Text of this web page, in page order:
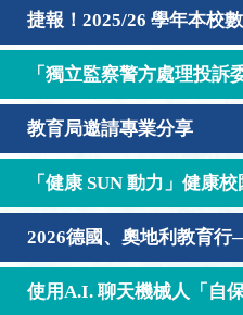
捷報！2025/26 學年本校
「獨立監察警方處理投訴
教育局邀請專業分享
「健康 SUN 動力」健康
2026德國、奧地利教育
使用A.I. 聊天機械人「自